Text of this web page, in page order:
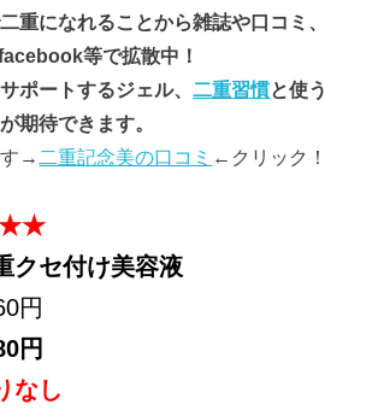
重になれることから雑誌や口コミ、
等で拡散中！
ポートするジェル、二重習慣と使う
期待できます。
す→ 二重記念美の口コミ ←クリック！
クセ付け美容液
円
円
なし